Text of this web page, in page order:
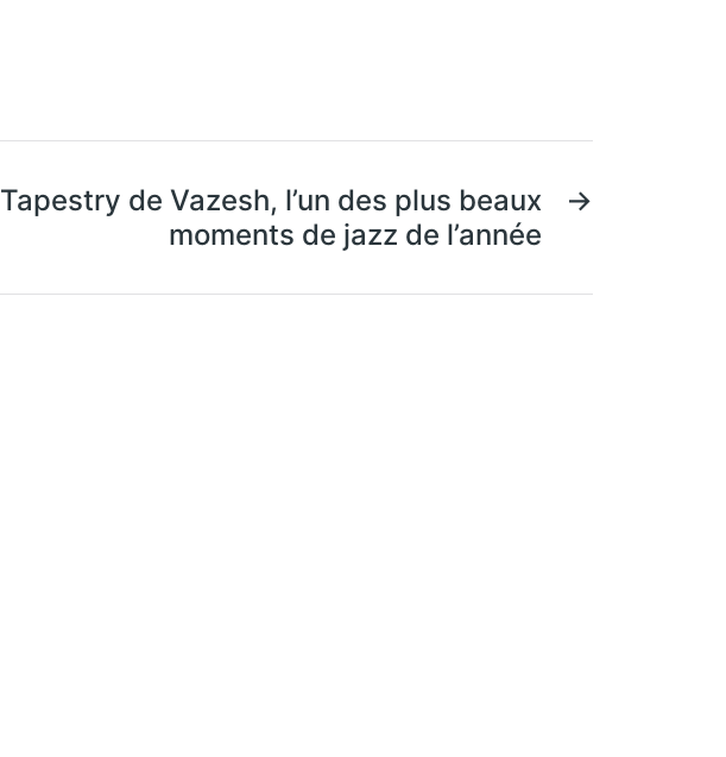
→
Tapestry de Vazesh, l’un des plus beaux
moments de jazz de l’année